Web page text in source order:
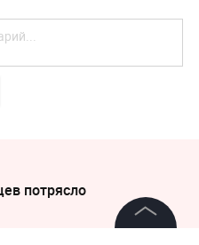
потрясло